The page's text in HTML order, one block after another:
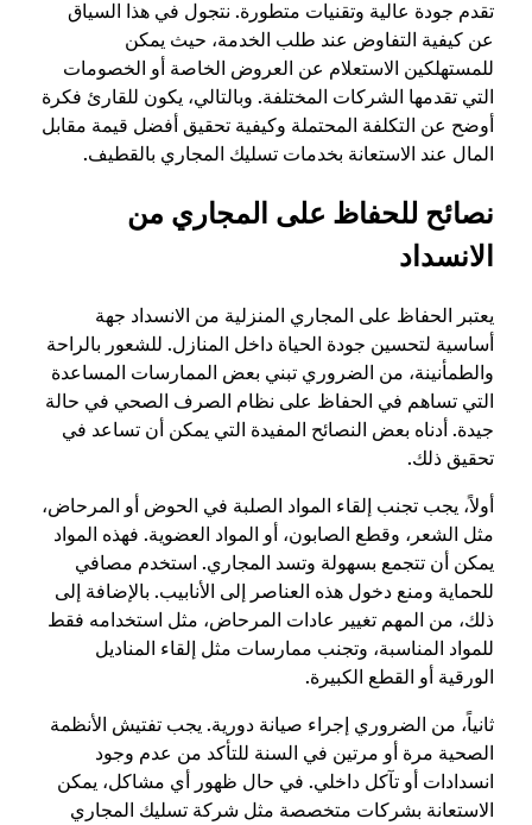
تقدم جودة عالية وتقنيات متطورة. نتجول في هذا السياق
عن كيفية التفاوض عند طلب الخدمة، حيث يمكن
للمستهلكين الاستعلام عن العروض الخاصة أو الخصومات
التي تقدمها الشركات المختلفة. وبالتالي، يكون للقارئ فكرة
أوضح عن التكلفة المحتملة وكيفية تحقيق أفضل قيمة مقابل
المال عند الاستعانة بخدمات تسليك المجاري بالقطيف.
نصائح للحفاظ على المجاري من
الانسداد
يعتبر الحفاظ على المجاري المنزلية من الانسداد جهة
أساسية لتحسين جودة الحياة داخل المنازل. للشعور بالراحة
والطمأنينة، من الضروري تبني بعض الممارسات المساعدة
التي تساهم في الحفاظ على نظام الصرف الصحي في حالة
جيدة. أدناه بعض النصائح المفيدة التي يمكن أن تساعد في
تحقيق ذلك.
أولاً، يجب تجنب إلقاء المواد الصلبة في الحوض أو المرحاض،
مثل الشعر، وقطع الصابون، أو المواد العضوية. فهذه المواد
يمكن أن تتجمع بسهولة وتسد المجاري. استخدم مصافي
للحماية ومنع دخول هذه العناصر إلى الأنابيب. بالإضافة إلى
ذلك، من المهم تغيير عادات المرحاض، مثل استخدامه فقط
للمواد المناسبة، وتجنب ممارسات مثل إلقاء المناديل
الورقية أو القطع الكبيرة.
ثانياً، من الضروري إجراء صيانة دورية. يجب تفتيش الأنظمة
الصحية مرة أو مرتين في السنة للتأكد من عدم وجود
انسدادات أو تآكل داخلي. في حال ظهور أي مشاكل، يمكن
الاستعانة بشركات متخصصة مثل شركة تسليك المجاري